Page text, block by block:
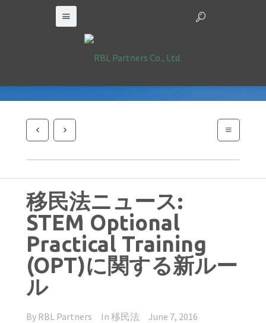
移民法ニュース:
STEM Optional
Practical Training
(OPT)に関する新ルー
ル
By RBL Partners In 移民法 June 7, 2016